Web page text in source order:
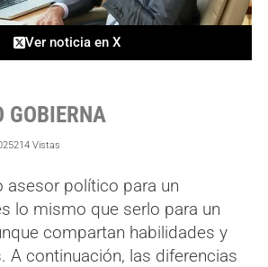
Ver noticia en X
GOBIERNA
214 Vistas
asesor político para un
lo mismo que serlo para un
compartan habilidades y
A continuación, las diferencias